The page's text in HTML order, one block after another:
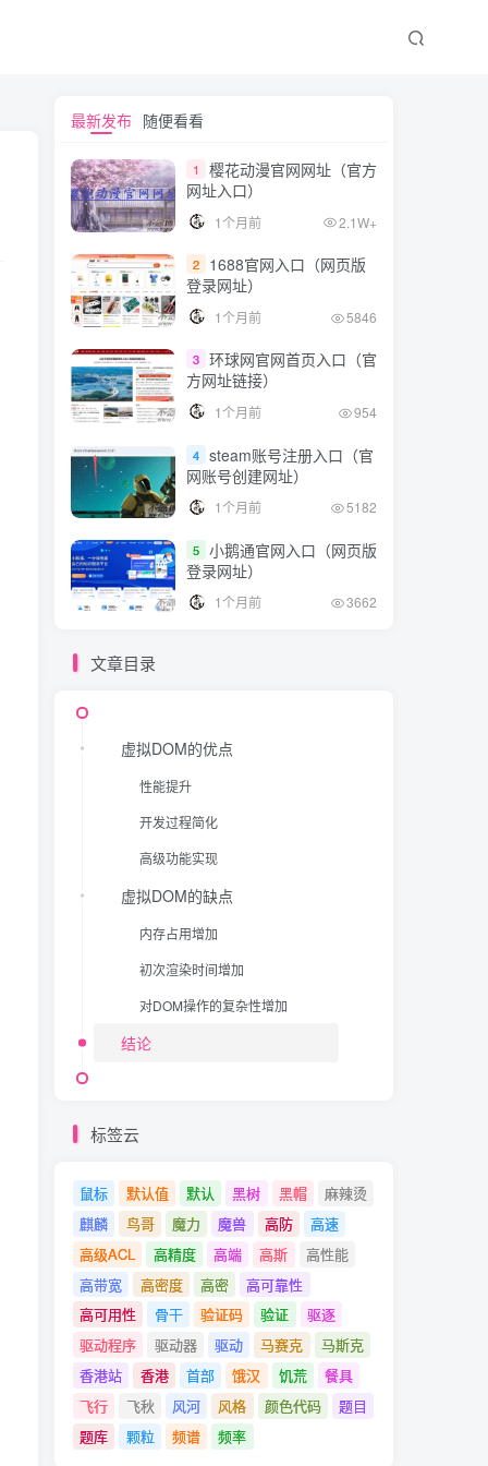
虚拟DOM的优点
性能提升
开发过程简化
高级功能实现
内存占用增加
初次渲染时间增加
对DOM操作的复杂性增加
结论
最新发布 随便看看
1
樱花动漫官网网址（官方
网址入口）
1个月前 2.1W+
2
1688官网入口（网页版
登录网址）
1个月前 5846
3 环球网官网首页入口（官
方网址链接）
1个月前 954
4 steam账号注册入口（官
网账号创建网址）
1个月前 5182
5 小鹅通官网入口（网页版
登录网址）
1个月前 3662
文章目录
虚拟DOM的优点
性能提升
开发过程简化
高级功能实现
虚拟DOM的缺点
内存占用增加
初次渲染时间增加
对DOM操作的复杂性增加
结论
标签云
鼠标 默认值 默认 黑树 黑帽
麻辣烫
麒麟
鸟哥 魔力 魔兽 高防
高速
高级ACL
高精度 高端 高斯
高性能
高带宽
高密度 高密
高可靠性
高可用性
骨干 验证码 验证
驱逐
驱动程序
驱动器 驱动 马赛克
马斯克
香港站
香港 首部 饿汉 饥荒
餐具
飞行
飞秋 风河 风格 颜色代码
题目
题库
颗粒 频谱 频率